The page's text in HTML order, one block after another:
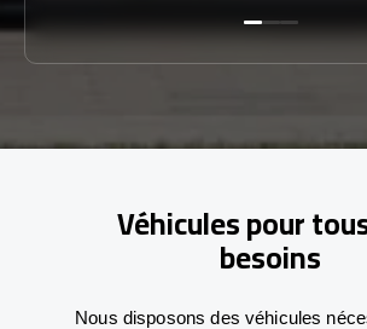
Véhicules pour
besoins
Nous disposons des véhicules